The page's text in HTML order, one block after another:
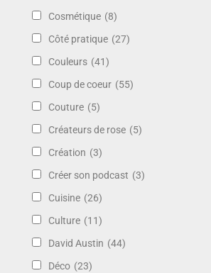
Cosmétique (8)
Côté pratique (27)
Couleurs (41)
Coup de coeur (55)
Couture (5)
Créateurs de rose (5)
Création (3)
Créer son podcast (3)
Cuisine (26)
Culture (11)
David Austin (44)
Déco (23)